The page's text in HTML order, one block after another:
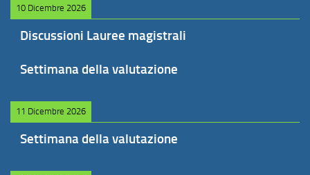
10 Dicembre 2026
Discussioni Lauree magistrali
Settimana della valutazione
11 Dicembre 2026
Settimana della valutazione